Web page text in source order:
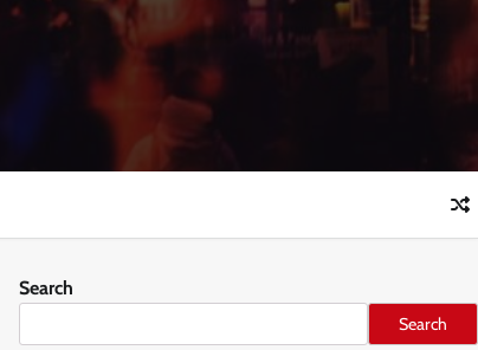
Search
Search